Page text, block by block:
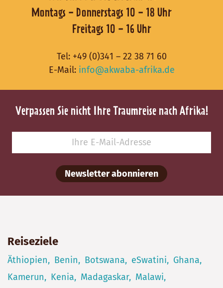
Montags - Donnerstags 10 - 18 Uhr
Freitags 10 - 16 Uhr
Tel: +49 (0)341 – 22 38 71 60
E-Mail: info@akwaba-afrika.de
Verpassen Sie nicht Ihre Traumreise nach Afrika!
Newsletter abonnieren
Reiseziele
Äthiopien Benin Botswana eSwatini
Ghana
Kamerun
Kenia Madagaskar
Malawi